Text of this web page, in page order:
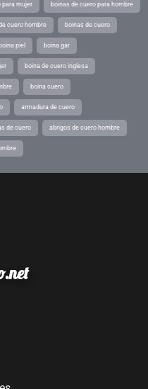
para mujer boinas de cuero para hombre
cuero hombre boinas de cuero
boina piel boina gar
boina de cuero inglesa
boina cuero
armadura de cuero
de cuero abrigos de cuero hombre